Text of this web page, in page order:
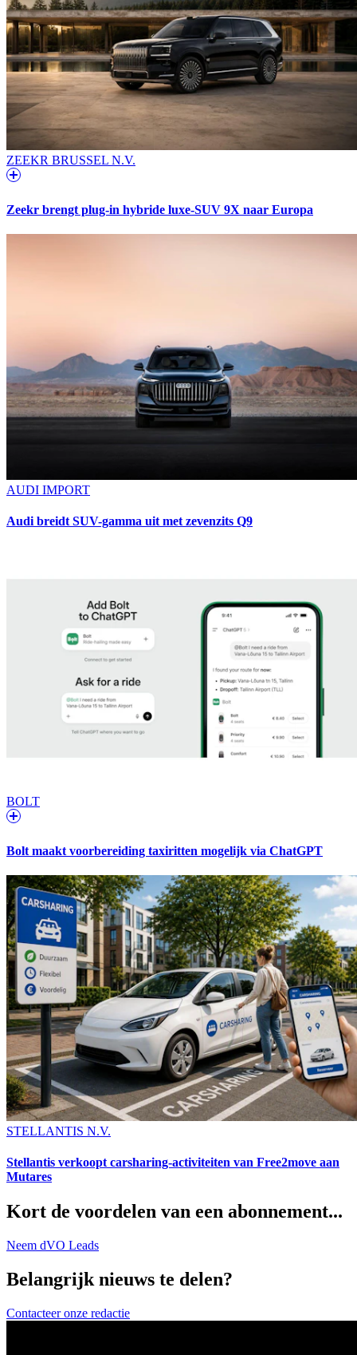
ZEEKR BRUSSEL N.V.
Zeekr brengt plug-in hybride luxe-SUV 9X naar Europa
AUDI IMPORT
Audi breidt SUV-gamma uit met zevenzits Q9
BOLT
Bolt maakt voorbereiding taxiritten mogelijk via ChatGPT
STELLANTIS N.V.
Stellantis verkoopt carsharing-activiteiten van Free2move aan
Mutares
Kort de voordelen van een abonnement...
Neem dVO Leads
Belangrijk nieuws te delen?
Contacteer onze redactie